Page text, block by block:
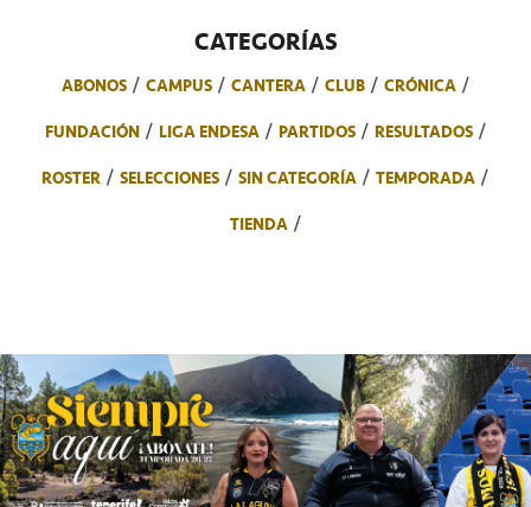
CATEGORÍAS
ABONOS CAMPUS CANTERA CLUB
CRÓNICA
FUNDACIÓN
LIGA ENDESA PARTIDOS
RESULTADOS
ROSTER
SELECCIONES SIN CATEGORÍA
TEMPORADA
TIENDA